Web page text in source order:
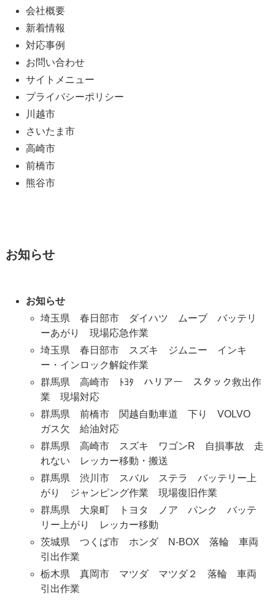
会社概要
新着情報
対応事例
お問い合わせ
サイトメニュー
プライバシーポリシー
川越市
さいたま市
高崎市
前橋市
熊谷市
お知らせ
お知らせ
埼玉県 春日部市 ダイハツ ムーブ バッテリ
ーあがり 現場応急作業
埼玉県 春日部市 スズキ ジムニー インキ
ー・インロック解錠作業
群馬県 高崎市 ﾄﾖﾀ ハリアー スタック救出作
業 現場対応
群馬県 前橋市 関越自動車道 下り VOLVO
ガス欠 給油対応
群馬県 高崎市 スズキ ワゴンR 自損事故 走
れない レッカー移動・搬送
群馬県 渋川市 スバル ステラ バッテリー上
がり ジャンピング作業 現場復旧作業
群馬県 大泉町 トヨタ ノア パンク バッテ
リー上がり レッカー移動
茨城県 つくば市 ホンダ N-BOX 落輪 車両
引出作業
栃木県 真岡市 マツダ マツダ２ 落輪 車両
引出作業